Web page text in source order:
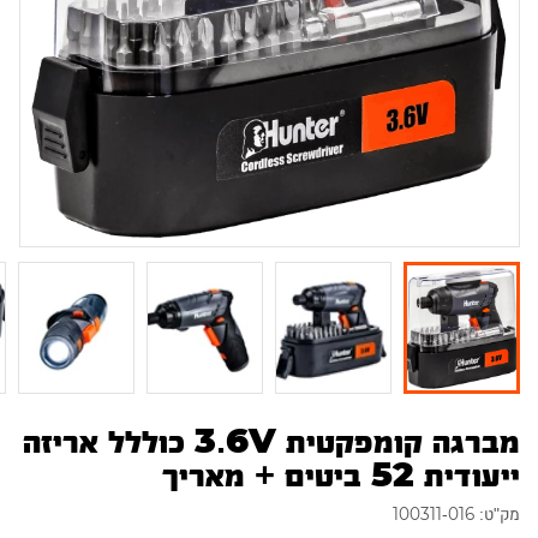
מברגה קומפקטית 3.6V כוללל אריזה
ייעודית 52 ביטים + מאריך
מק"ט: 100311-016